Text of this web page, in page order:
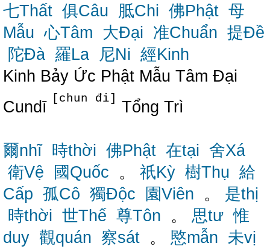
七Thất 俱Câu 胝Chi 佛Phật 母
Mẫu 心Tâm 大Đại 准Chuẩn 提Đề
陀Đà 羅La 尼Ni 經Kinh
Kinh Bảy Ức Phật Mẫu Tâm Đại
Cundī [chun đi] Tổng Trì
爾nhĩ 時thời 佛Phật 在tại 舍Xá
衛Vệ
國Quốc 。 祇Kỳ 樹Thụ 給
Cấp 孤Cô 獨Độc 園Viên 。 是thị
時thời 世Thế 尊Tôn 。 思tư 惟
duy 觀quán 察sát 。 愍mẫn 未vị